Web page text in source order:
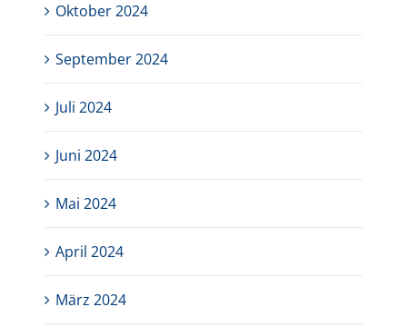
Oktober 2024
September 2024
Juli 2024
Juni 2024
Mai 2024
April 2024
März 2024